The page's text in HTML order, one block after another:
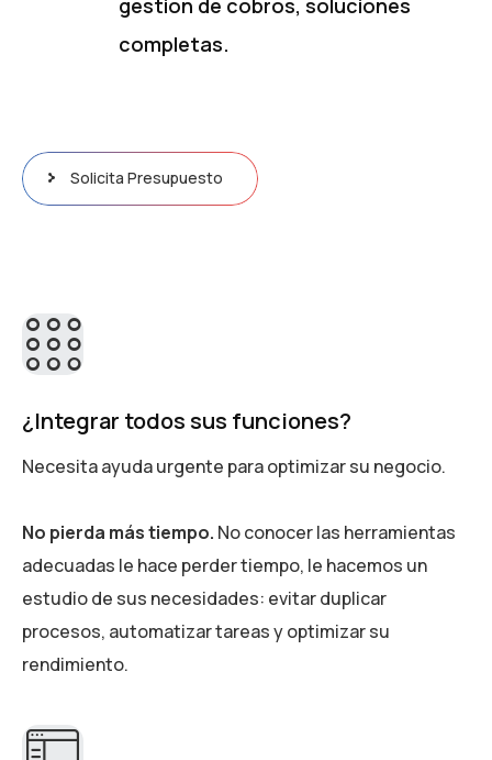
completas.
Solicita Presupuesto
¿Integrar todos sus funciones?
Necesita ayuda urgente para optimizar su negocio.
No pierda más tiempo. No conocer las herramientas
adecuadas le hace perder tiempo, le hacemos un
estudio de sus necesidades: evitar duplicar
procesos, automatizar tareas y optimizar su
rendimiento.